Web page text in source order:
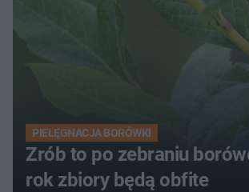
PIELĘGNACJA BORÓWKI
Zrób to po zebraniu
rok zbiory będą obfite